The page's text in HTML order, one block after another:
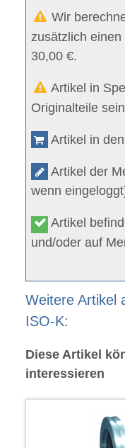
Wir
zusätzlich
30,00 €.
Artikel in
Originalteile
Artikel in
Artikel der
wenn
Artikel
und/oder auf
Weitere Artikel
ISO-K:
Diese Artikel
interessieren